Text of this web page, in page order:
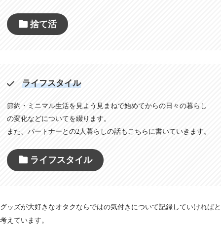
捨て活
ライフスタイル
節約・ミニマル生活を見よう見まねで始めてからの日々の暮らし
の変化などについてを綴ります。
また、パートナーとの2人暮らしの話もこちらに書いていきます。
ライフスタイル
グッズが大好きなオタクならではの気付きについて記録していければと
考えています。